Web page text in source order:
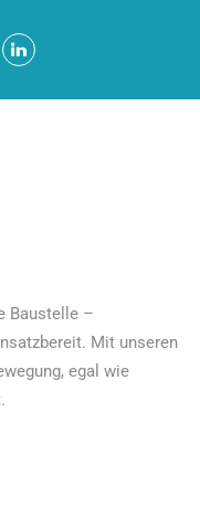
Baustelle –
Mit unseren
egal wie